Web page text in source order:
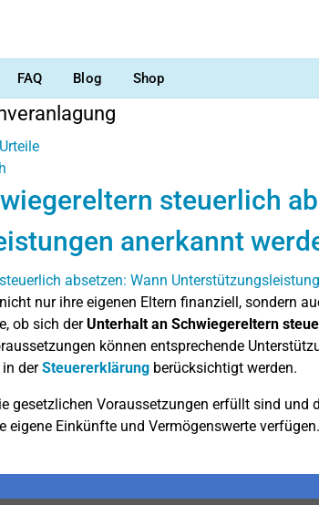
FAQ Blog Shop
Urteile
steuerlich
anerkannt
nur ihre eigenen Eltern finanziell, sondern
ob sich der Unterhalt an Schwiegereltern
können entsprechende
derSteuererklärung berücksichtigt werden.
gesetzlichen Voraussetzungen erfüllt sind und
eigene Einkünfte und Vermögenswerte verfügen.